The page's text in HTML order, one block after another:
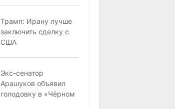
Трамп: Ирану лучше
заключить сделку с
США
Экс-сенатор
Арашуков объявил
голодовку в «Чёрном